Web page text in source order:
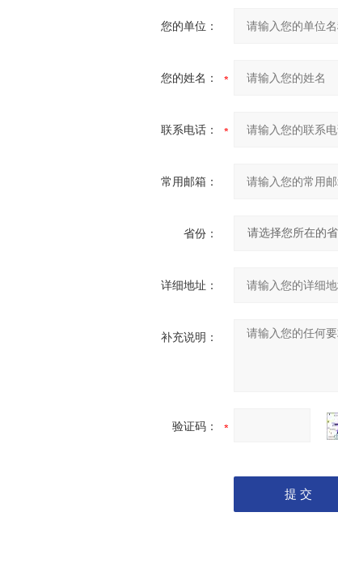
您的单位：
您的姓名：
联系电话：
常用邮箱：
省份：
详细地址：
补充说明：
验证码：